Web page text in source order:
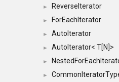
► ReverseIterator
► ForEachIterator
► AutoIterator
► AutoIterator< T[N]>
►
►